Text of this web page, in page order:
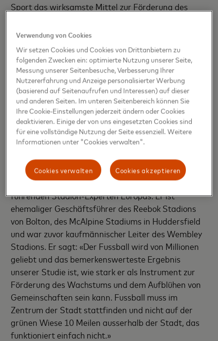
Sport das wirksamste Mittel zur Förderung des
Gruppenzugehörigkeit ist. Fast jeder fünfte
Befragte (17 Prozent) nannte Fussball als
Hauptgrund für ein starkes
Zusammengehörigkeitsgefühl in einer
Gemeinschaft. Verglichen dazu, gab nur jeder
Zehnte (10 Prozent) an, das Gefühl resultiere aus
einem gemeinsamen Religionsverständnis. Mehr als
jeder Fünfte (21 Prozent) ist der Meinung, dass
Fussball, noch vor dem üblichen Smalltalk, in der
örtlichen Kneipe das meistdiskutierte Thema ist.
Paul Fletcher, der die Studie verantwortet, ist nach
sechzehn Jahren als Profifussballer heute einer der
führenden Stadion-Experten Europas. Er ist
ehemaliger Geschäftsführer des Reebok Stadions
von Bolton, des McAlpine Stadiums in Huddersfield
und war zuvor kaufmännischer Leiter des Wembley
Stadions. Er sagt: «Der Fussball wird von Millionen
geliebt und das bemerkenswerteste Ergebnis
unserer Studie ist, wie stark er als Instrument zur
Förderung des Wachstums und dem Aufblühen von
Gemeinschaften sein kann. Fussball muss im
Zentrum der Stadt stattfinden und nicht auf der
grünen Wiese 10 Meilen ausserhalb der Stadt, das
funktioniert einfach nicht.»
Verwendung von Cookies
Wir setzen Cookies und Cookies von Drittanbietern zu
folgenden Zwecken ein: optimierte Nutzung unserer Seite,
Messung unserer Seitenbesuche, Verbesserung Ihrer
Nutzererfahrung und Anzeige personalisierter Werbung
(basierend auf Seitenaufrufen und Interessen) auf dieser
und anderen Seiten. Im unteren Seitenbereich können Sie
Ihre Cookie-Einstellungen jederzeit ändern oder Cookies
deaktivieren. Einige der von uns eingesetzten Cookies sind
für eine vollständige Nutzung der Seite essenziell. Weitere
Informationen unter "Cookies verwalten".
Cookies akzeptieren
Cookies verwalten